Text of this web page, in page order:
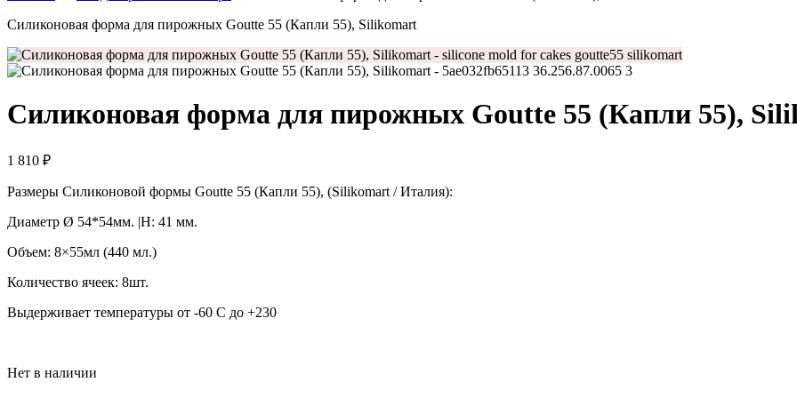
Силиконовая форма для пирожных Goutte 55 (Капли 55), Silikomart
Силиконовая форма для пирожных Goutte 55 (Капли 55),
1 810 ₽
Размеры Силиконовой формы Goutte 55 (Капли 55), (Silikomart / Италия):
Диаметр Ø 54*54мм. |H: 41 мм.
Объем: 8×55мл (440 мл.)
Количество ячеек: 8шт.
Выдерживает температуры от -60 С до +230
Нет в наличии